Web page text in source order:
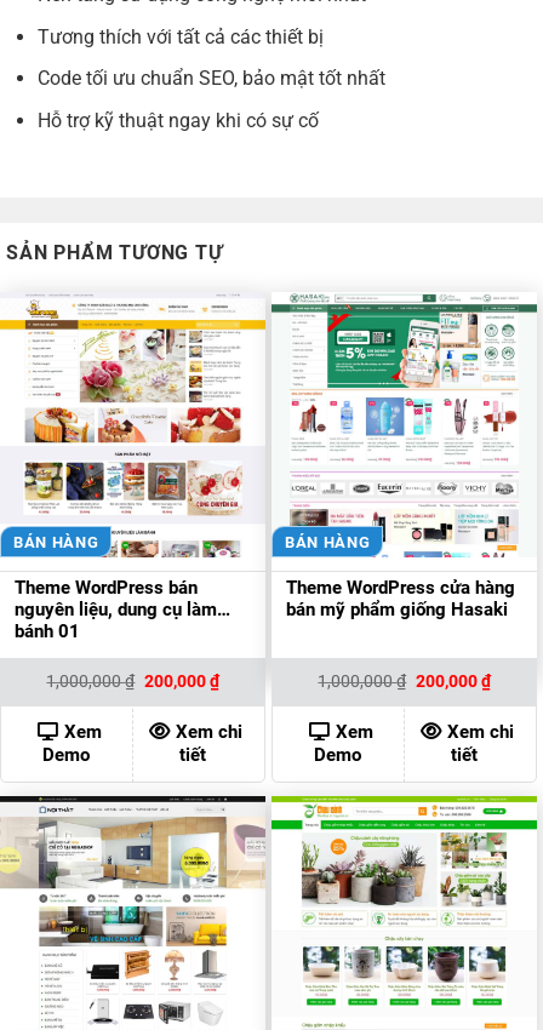
Tương thích với tất cả các thiết bị
Code tối ưu chuẩn SEO, bảo mật tốt nhất
Hỗ trợ kỹ thuật ngay khi có sự cố
SẢN PHẨM TƯƠNG TỰ
BÁN HÀNG
Theme WordPress bán
nguyên liệu, dung cụ làm
bánh 01
1,000,000₫ Giá
gốc
là:
1,000,000 ₫.
200,000₫Giá
hiện
tại
là:
200,000 ₫.
Xem
Demo
Xem chi
tiết
BÁN HÀNG
Theme WordPress cửa hàng
bán mỹ phẩm giống Hasaki
1,000,000₫ Giá
gốc
là:
1,000,000 ₫.
200,000₫Giá
hiện
tại
là:
Xem
Demo
Xem chi
tiết